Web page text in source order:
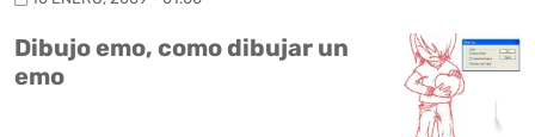
Dibujo emo, como dibujar un
emo